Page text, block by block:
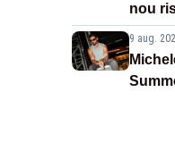
nou
9 aug.